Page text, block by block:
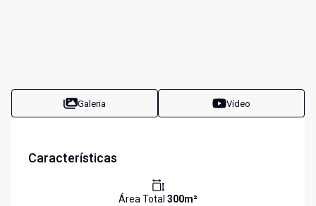
Galeria Vídeo
Características
Área Total 300m²